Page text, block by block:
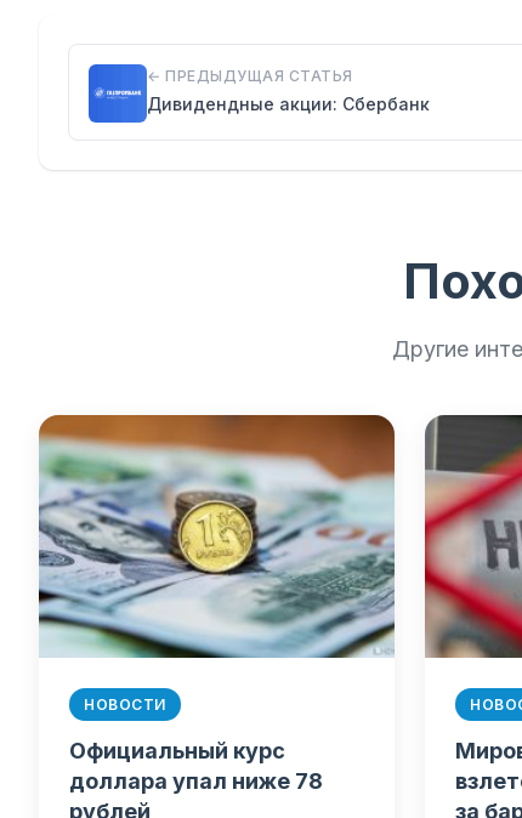
← ПРЕДЫДУЩАЯ СТАТЬЯ
Дивидендные акции: Сбербанк
Другие
НОВОСТИ
Официальный курс
доллара упал ниже 78
рублей
за